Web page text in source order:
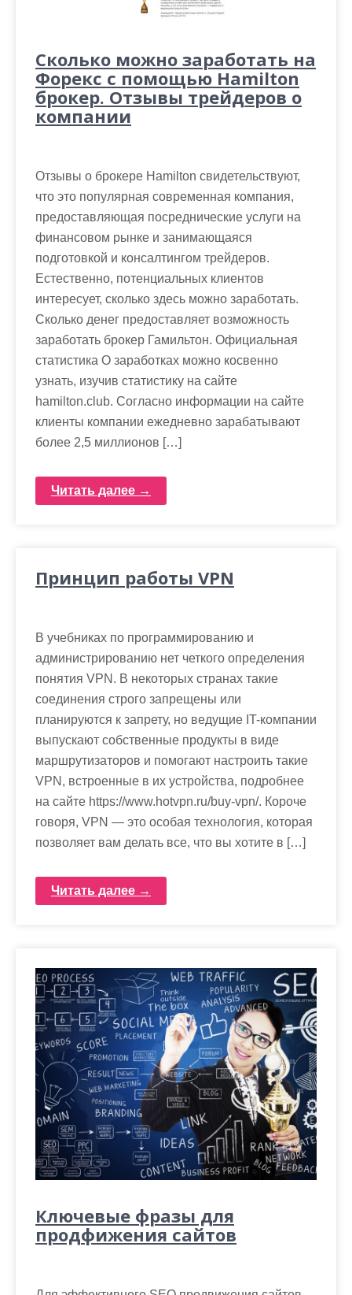
Сколько можно заработать на
Форекс с помощью Hamilton
брокер. Отзывы трейдеров о
компании
Отзывы о брокере Hamilton свидетельствуют,
что это популярная современная компания,
предоставляющая посреднические услуги на
финансовом рынке и занимающаяся
подготовкой и консалтингом трейдеров.
Естественно, потенциальных клиентов
интересует, сколько здесь можно заработать.
Сколько денег предоставляет возможность
заработать брокер Гамильтон. Официальная
статистика О заработках можно косвенно
узнать, изучив статистику на сайте
hamilton.club. Согласно информации на сайте
клиенты компании ежедневно зарабатывают
более 2,5 миллионов […]
Читать далее →
Принцип работы VPN
В учебниках по программированию и
администрированию нет четкого определения
понятия VPN. В некоторых странах такие
соединения строго запрещены или
планируются к запрету, но ведущие IT-компании
выпускают собственные продукты в виде
маршрутизаторов и помогают настроить такие
VPN, встроенные в их устройства, подробнее
на сайте https://www.hotvpn.ru/buy-vpn/. Короче
говоря, VPN — это особая технология, которая
позволяет вам делать все, что вы хотите в […]
Читать далее →
Ключевые фразы для
продфижения сайтов